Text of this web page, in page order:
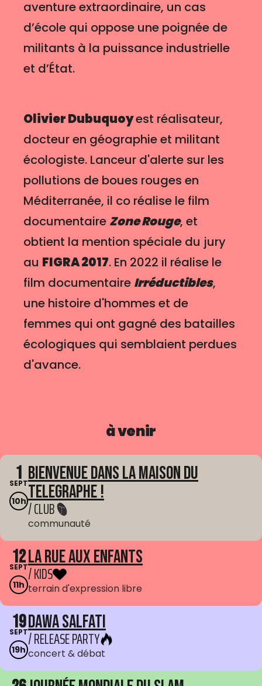
aventure extraordinaire, un cas
d’école qui oppose une poignée de
militants à la puissance industrielle
et d’État.
Olivier Dubuquoyest réalisateur,
docteur en géographie et militant
écologiste. Lanceur d'alerte sur les
pollutions de boues rouges en
Méditerranée, il co réalise le film
documentaire Zone Rouge, et
obtient la mention spéciale du jury
au FIGRA 2017. En 2022 il réalise le
film documentaire Irréductibles,
une histoire d'hommes et de
femmes qui ont gagné des batailles
écologiques qui semblaient perdues
d'avance.
à venir
1
SEPT
10h
Bienvenue dans La Maison du
Telegraphe !
/ CLUB
communauté
12
SEPT
11h
La Rue aux enfants
/ KIDS
terrain d'expression libre
19
SEPT
19h
Dawa Salfati
/ RELEASE PARTY
concert & débat